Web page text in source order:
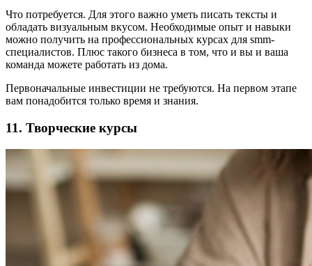
Что потребуется. Для этого важно уметь писать тексты и
обладать визуальным вкусом. Необходимые опыт и навыки
можно получить на профессиональных курсах для smm-
специалистов. Плюс такого бизнеса в том, что и вы и ваша
команда можете работать из дома.
Первоначальные инвестиции не требуются. На первом этапе
вам понадобится только время и знания.
11. Творческие курсы